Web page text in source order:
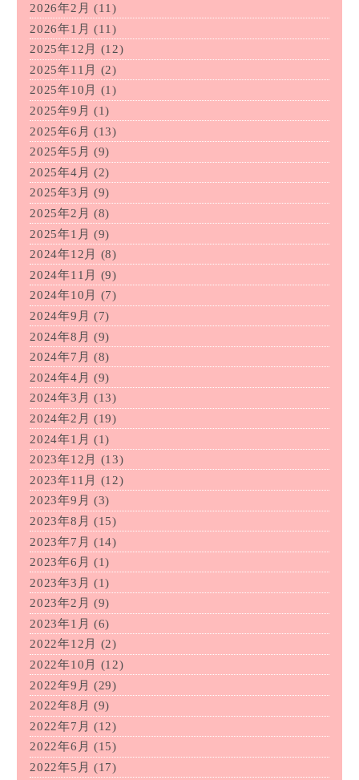
2026年2月 (11)
2026年1月 (11)
2025年12月
(12)
2025年11月
(2)
2025年10月
(1)
2025年9月 (1)
2025年6月 (13)
2025年5月 (9)
2025年4月 (2)
2025年3月 (9)
2025年2月 (8)
2025年1月 (9)
2024年12月
(8)
2024年11月
(9)
2024年10月
(7)
2024年9月 (7)
2024年8月 (9)
2024年7月 (8)
2024年4月 (9)
2024年3月 (13)
2024年2月 (19)
2024年1月 (1)
2023年12月
(13)
2023年11月
(12)
2023年9月 (3)
2023年8月 (15)
2023年7月 (14)
2023年6月 (1)
2023年3月 (1)
2023年2月 (9)
2023年1月 (6)
2022年12月
(2)
2022年10月
(12)
2022年9月 (29)
2022年8月 (9)
2022年7月 (12)
2022年6月 (15)
2022年5月 (17)